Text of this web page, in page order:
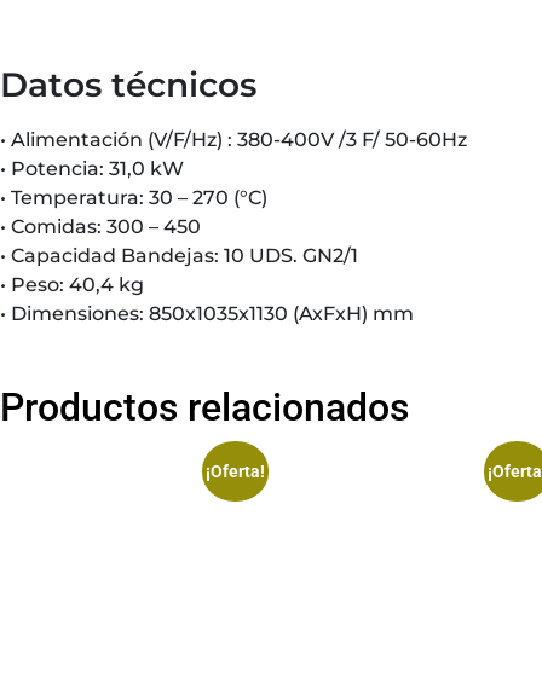
Datos técnicos
• Alimentación (V/F/Hz) : 380-400V /3 F/ 50-60Hz
• Potencia: 31,0 kW
• Temperatura: 30 – 270 (°C)
• Comidas: 300 – 450
• Capacidad Bandejas: 10 UDS. GN2/1
• Peso: 40,4 kg
• Dimensiones: 850x1035x1130 (AxFxH) mm
Productos relacionados
¡Oferta!